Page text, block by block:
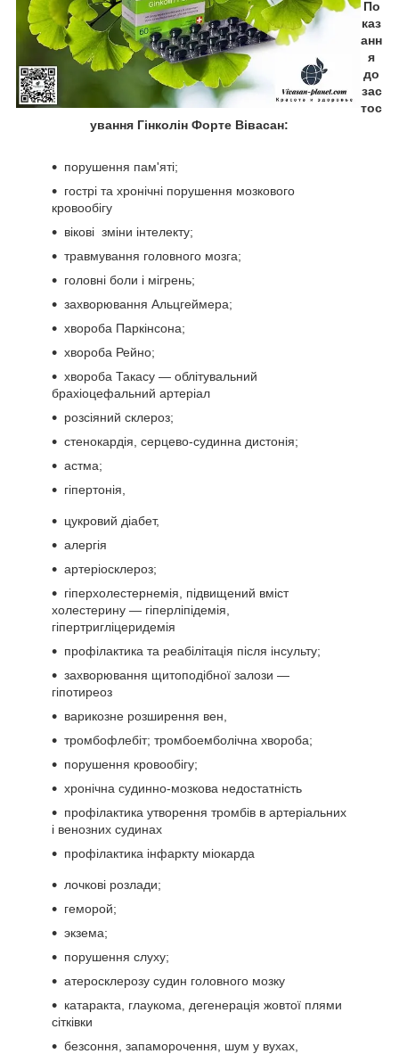
По
каз
анн
я
до
зас
тос
ування Гінколін Форте Вівасан:
порушення пам'яті;
гострі та хронічні порушення мозкового
кровообігу
вікові зміни інтелекту;
травмування головного мозга;
головні боли і мігрень;
захворювання Альцгеймера;
хвороба Паркінсона;
хвороба Рейно;
хвороба Такасу — облітувальний
брахіоцефальний артеріал
розсіяний склероз;
стенокардія, серцево-судинна дистонія;
астма;
гіпертонія,
цукровий діабет,
алергія
артеріосклероз;
гіперхолестернемія, підвищений вміст
холестерину — гіперліпідемія,
гіпертригліцеридемія
профілактика та реабілітація після інсульту;
захворювання щитоподібної залози —
гіпотиреоз
варикозне розширення вен,
тромбофлебіт; тромбоемболічна хвороба;
порушення кровообігу;
хронічна судинно-мозкова недостатність
профілактика утворення тромбів в артеріальних
і венозних судинах
профілактика інфаркту міокарда
лочкові розлади;
геморой;
экзема;
порушення слуху;
атеросклерозу судин головного мозку
катаракта, глаукома, дегенерація жовтої плями
сітківки
безсоння, запаморочення, шум у вухах,